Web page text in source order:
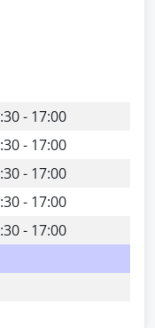
- 17:00
- 17:00
- 17:00
- 17:00
- 17:00